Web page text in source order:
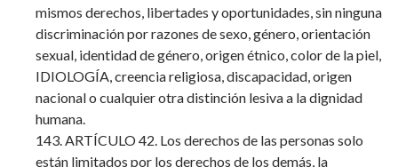
mismos derechos, libertades y oportunidades, sin ninguna
discriminación por razones de sexo, género, orientación
sexual, identidad de género, origen étnico, color de la piel,
IDIOLOGÍA, creencia religiosa, discapacidad, origen
nacional o cualquier otra distinción lesiva a la dignidad
humana.
143. ARTÍCULO 42. Los derechos de las personas solo
están limitados por los derechos de los demás, la